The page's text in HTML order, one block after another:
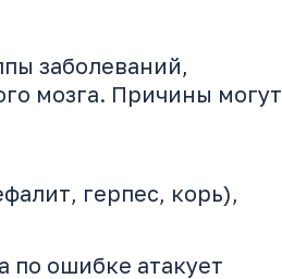
заболеваний,
мозга. Причины могут
герпес, корь),
по ошибке атакует